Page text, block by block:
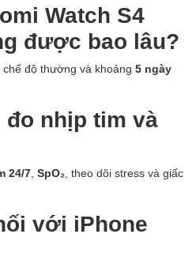
Watch S4
được bao lâu?
chế độ thường và khoảng 5 ngày
nhịp tim và
24/7 SpO₂ , theo dõi stress và giấc
với iPhone